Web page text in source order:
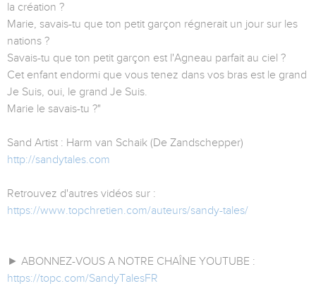
la création ?
Marie, savais-tu que ton petit garçon régnerait un jour sur les
nations ?
Savais-tu que ton petit garçon est l'Agneau parfait au ciel ?
Cet enfant endormi que vous tenez dans vos bras est le grand
Je Suis, oui, le grand Je Suis.
Marie le savais-tu ?"
Sand Artist : Harm van Schaik (De Zandschepper)
http://sandytales.com
Retrouvez d'autres vidéos sur :
https://www.topchretien.com/auteurs/sandy-tales/
► ABONNEZ-VOUS A NOTRE CHAÎNE YOUTUBE :
https://topc.com/SandyTalesFR